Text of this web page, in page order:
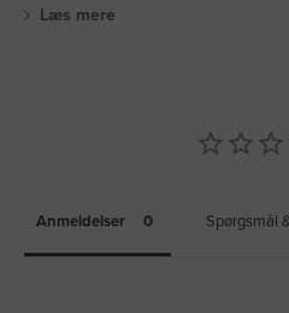
Læs mere
Anmeldelser Spørgsmål